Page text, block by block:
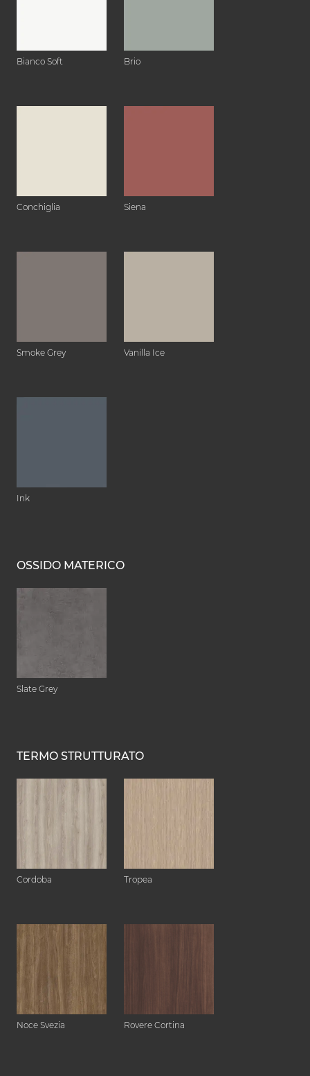
Bianco Soft Brio
Conchiglia Siena
Smoke Grey Vanilla Ice
Ink
OSSIDO MATERICO
Slate Grey
TERMO STRUTTURATO
Cordoba Tropea
Noce Svezia Rovere Cortina